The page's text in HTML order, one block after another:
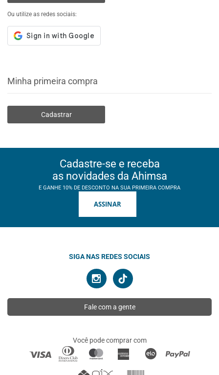
Ou utilize as redes sociais:
Minha primeira compra
Cadastrar
Cadastre-se e receba
as novidades da Ahimsa
E GANHE 10% DE DESCONTO NA SUA PRIMEIRA COMPRA
ASSINAR
SIGA NAS REDES SOCIAIS
Fale com a gente
Você pode comprar com